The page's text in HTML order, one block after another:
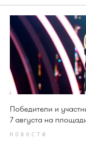
Победители и
7 августа на
НОВОСТИ